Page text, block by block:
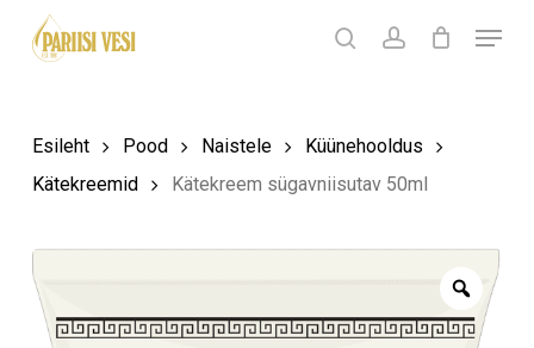
Products
search
searchaccount
Menu
Ostukorv
Esileht Pood Naistele
Küünehooldus
Kätekreemid
Kätekreem sügavniisutav 50ml
Zoom